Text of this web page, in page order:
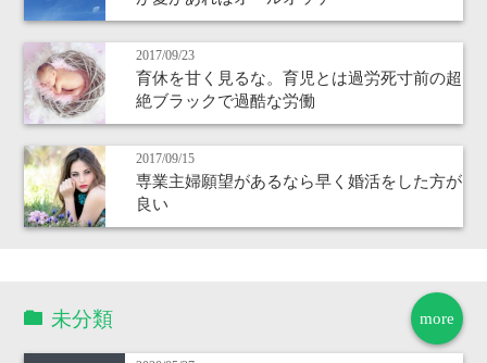
2017/09/23
育休を甘く見るな。育児とは過労死寸前の超
絶ブラックで過酷な労働
2017/09/15
専業主婦願望があるなら早く婚活をした方が
良い
more
未分類